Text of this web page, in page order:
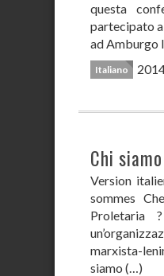
questa
partecipato
ad Amburgo
Italiano
Chi
Version
sommes
Proletaria
marxista-
siamo (…)